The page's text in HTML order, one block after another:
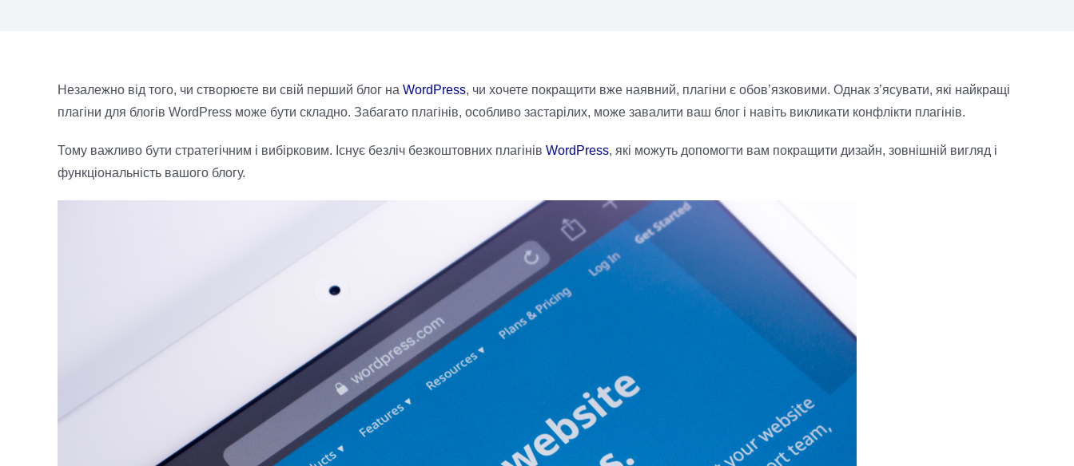
Незалежно від того, чи створюєте ви свій перший блог на WordPress, чи хочете покращити вже наявний, плагіни є обов’язковими. Однак з’ясувати, які найкращі
плагіни для блогів WordPress може бути складно. Забагато плагінів, особливо застарілих, може завалити ваш блог і навіть викликати конфлікти плагінів.
Тому важливо бути стратегічним і вибірковим. Існує безліч безкоштовних плагінів WordPress, які можуть допомогти вам покращити дизайн, зовнішній вигляд і
функціональність вашого блогу.